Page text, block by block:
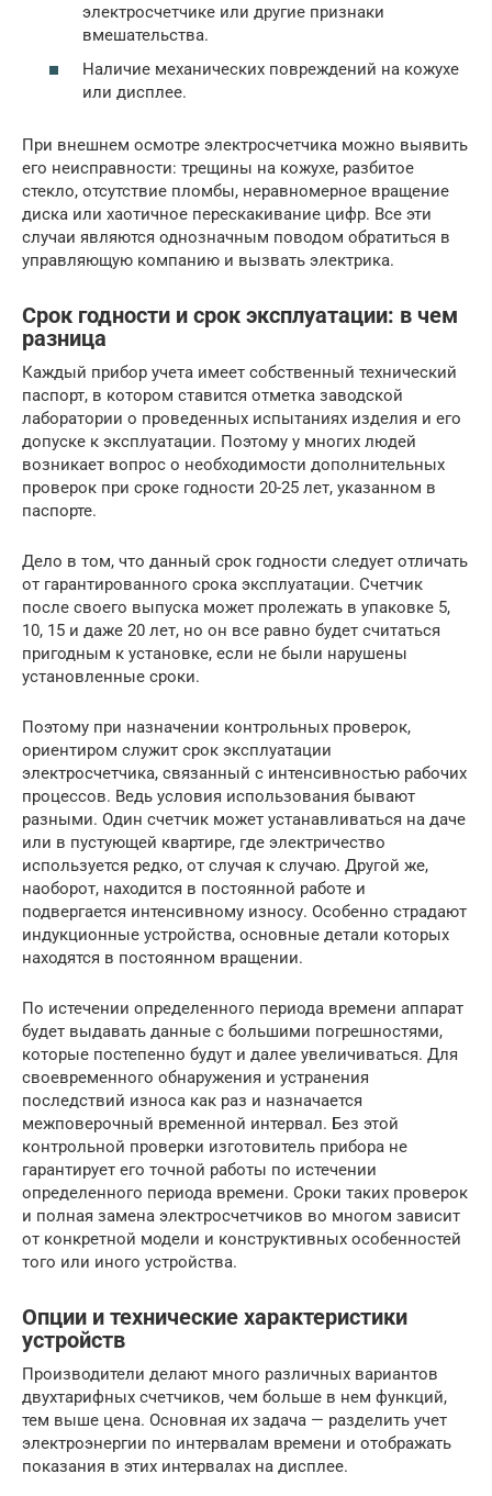
электросчетчике или другие признаки
вмешательства.
Наличие механических повреждений на кожухе
или дисплее.
При внешнем осмотре электросчетчика можно выявить
его неисправности: трещины на кожухе, разбитое
стекло, отсутствие пломбы, неравномерное вращение
диска или хаотичное перескакивание цифр. Все эти
случаи являются однозначным поводом обратиться в
управляющую компанию и вызвать электрика.
Срок годности и срок эксплуатации: в чем
разница
Каждый прибор учета имеет собственный технический
паспорт, в котором ставится отметка заводской
лаборатории о проведенных испытаниях изделия и его
допуске к эксплуатации. Поэтому у многих людей
возникает вопрос о необходимости дополнительных
проверок при сроке годности 20-25 лет, указанном в
паспорте.
Дело в том, что данный срок годности следует отличать
от гарантированного срока эксплуатации. Счетчик
после своего выпуска может пролежать в упаковке 5,
10, 15 и даже 20 лет, но он все равно будет считаться
пригодным к установке, если не были нарушены
установленные сроки.
Поэтому при назначении контрольных проверок,
ориентиром служит срок эксплуатации
электросчетчика, связанный с интенсивностью рабочих
процессов. Ведь условия использования бывают
разными. Один счетчик может устанавливаться на даче
или в пустующей квартире, где электричество
используется редко, от случая к случаю. Другой же,
наоборот, находится в постоянной работе и
подвергается интенсивному износу. Особенно страдают
индукционные устройства, основные детали которых
находятся в постоянном вращении.
По истечении определенного периода времени аппарат
будет выдавать данные с большими погрешностями,
которые постепенно будут и далее увеличиваться. Для
своевременного обнаружения и устранения
последствий износа как раз и назначается
межповерочный временной интервал. Без этой
контрольной проверки изготовитель прибора не
гарантирует его точной работы по истечении
определенного периода времени. Сроки таких проверок
и полная замена электросчетчиков во многом зависит
от конкретной модели и конструктивных особенностей
того или иного устройства.
Опции и технические характеристики
устройств
Производители делают много различных вариантов
двухтарифных счетчиков, чем больше в нем функций,
тем выше цена. Основная их задача — разделить учет
электроэнергии по интервалам времени и отображать
показания в этих интервалах на дисплее.